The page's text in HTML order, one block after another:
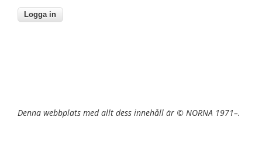
Denna webbplats med allt dess innehåll är © NORNA 1971–.